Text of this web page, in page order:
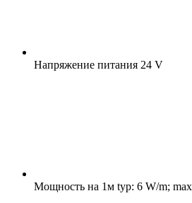
Напряжение питания 24 V
Мощность на 1м typ: 6 W/m;